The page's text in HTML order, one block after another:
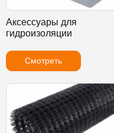
Аксессуары для
гидроизоляции
Смотреть